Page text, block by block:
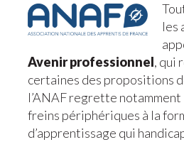
les
Avenir professionnel, qui
certaines des propositions
l’ANAF regrette notamment
freins périphériques à la
d’apprentissage qui